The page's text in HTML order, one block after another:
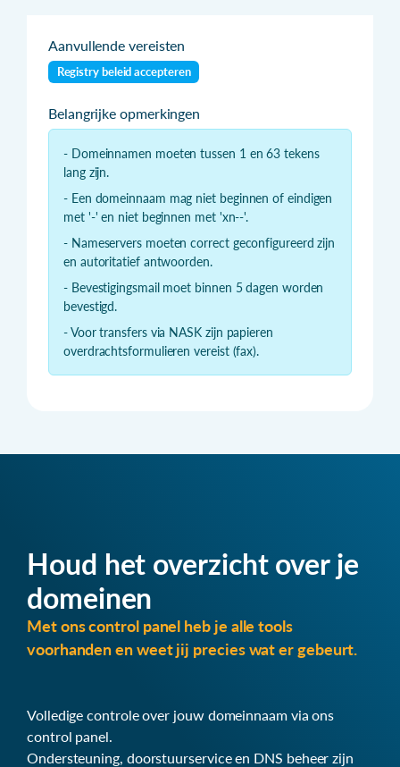
Aanvullende vereisten
Registry beleid accepteren
Belangrijke opmerkingen
- Domeinnamen moeten tussen 1 en 63 tekens
lang zijn.
- Een domeinnaam mag niet beginnen of eindigen
met '-' en niet beginnen met 'xn--'.
- Nameservers moeten correct geconfigureerd zijn
en autoritatief antwoorden.
- Bevestigingsmail moet binnen 5 dagen worden
bevestigd.
- Voor transfers via NASK zijn papieren
overdrachtsformulieren vereist (fax).
Houd het overzicht over je
domeinen
Met ons control panel heb je alle tools
voorhanden en weet jij precies wat er gebeurt.
Volledige controle over jouw domeinnaam via ons
control panel.
Ondersteuning, doorstuurservice en DNS beheer zijn